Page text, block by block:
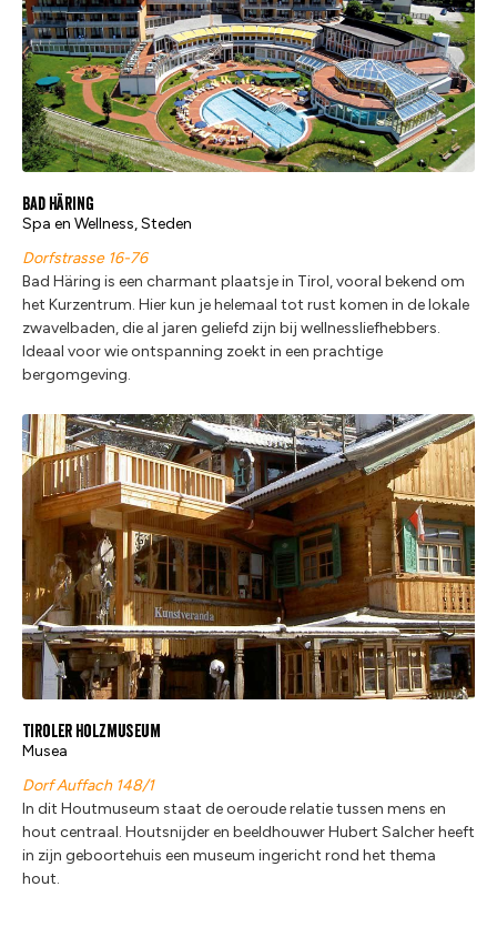
Bad Häring
Spa en Wellness, Steden
Dorfstrasse 16-76
Bad Häring is een charmant plaatsje in Tirol, vooral bekend om
het Kurzentrum. Hier kun je helemaal tot rust komen in de lokale
zwavelbaden, die al jaren geliefd zijn bij wellnessliefhebbers.
Ideaal voor wie ontspanning zoekt in een prachtige
bergomgeving.
Tiroler Holzmuseum
Musea
Dorf Auffach 148/1
In dit Houtmuseum staat de oeroude relatie tussen mens en
hout centraal. Houtsnijder en beeldhouwer Hubert Salcher heeft
in zijn geboortehuis een museum ingericht rond het thema
hout.